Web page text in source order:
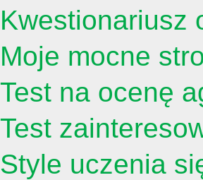
Kwestionariusz
Moje mocne
Test na ocenę
Test
Style uczenia